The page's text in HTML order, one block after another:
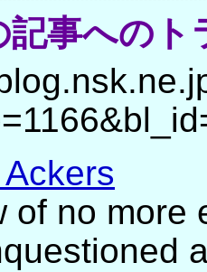
事へのト
of no more